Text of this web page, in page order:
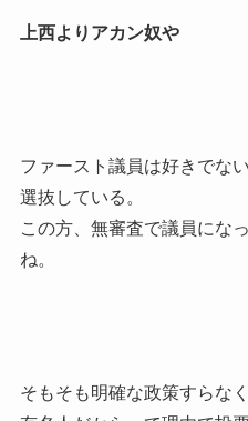
上西よりアカン奴や
ファースト議員は好きでな
選抜している。
この方、無審査で議員にな
ね。
そもそも明確な政策すらな